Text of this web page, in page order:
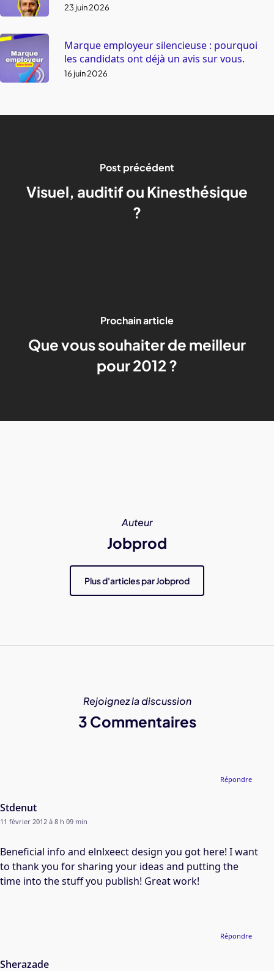
23 juin 2026
Marque employeur silencieuse : pourquoi
les candidats ont déjà un avis sur vous.
16 juin 2026
Post précédent
Visuel, auditif ou Kinesthésique
?
Prochain article
Que vous souhaiter de meilleur
pour 2012 ?
Auteur
Jobprod
Plus d'articles par Jobprod
Rejoignez la discussion
3 Commentaires
Stdenut
11 février 2012 à 8 h 09 min
Beneficial info and elnlxeect design you got here! I want
to thank you for sharing your ideas and putting the
time into the stuff you publish! Great work!
Répondre
Sherazade
Répondre